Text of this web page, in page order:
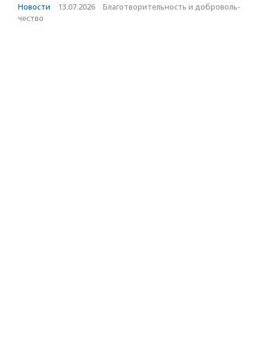
Новости · 13.07.2026 · Благотвори­тель­ность и доброволь­
чест­во